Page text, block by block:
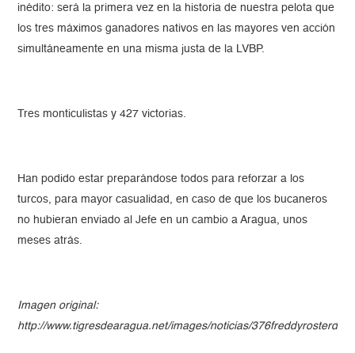
inédito: será la primera vez en la historia de nuestra pelota que
los tres máximos ganadores nativos en las mayores ven acción
simultáneamente en una misma justa de la LVBP.
Tres monticulistas y 427 victorias.
Han podido estar preparándose todos para reforzar a los
turcos, para mayor casualidad, en caso de que los bucaneros
no hubieran enviado al Jefe en un cambio a Aragua, unos
meses atrás.
Imagen original:
http://www.tigresdearagua.net/images/noticias/